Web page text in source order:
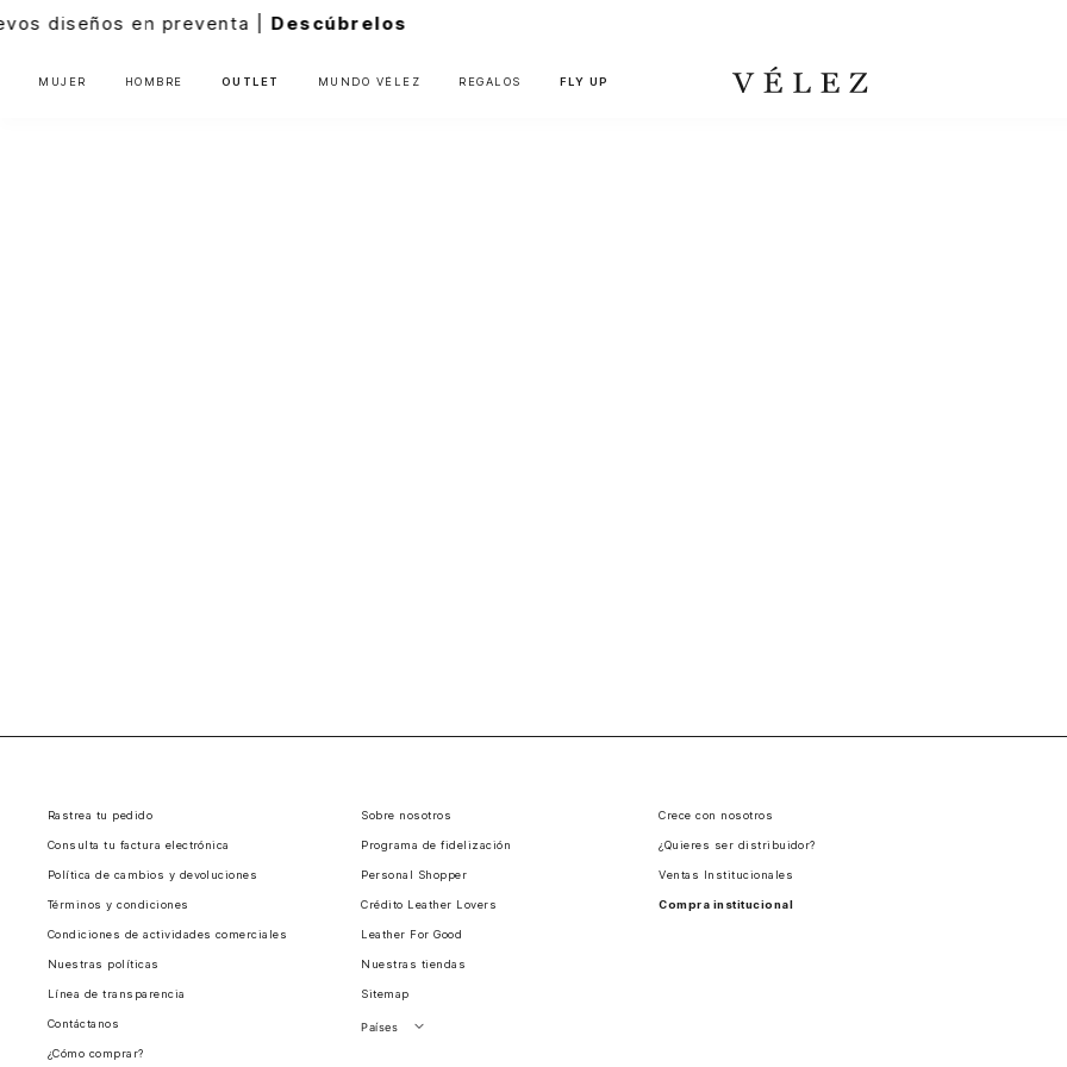
Descúbrelos
MUJER HOMBRE OUTLET MUNDO VÉLEZ REGALOS FLY UP
Rastrea tu pedido
Consulta tu factura electrónica
Política de cambios y devoluciones
Términos y condiciones
Condiciones de actividades comerciales
Nuestras políticas
Línea de transparencia
Contáctanos
¿Cómo comprar?
Sobre nosotros
Programa de fidelización
Personal Shopper
Crédito Leather Lovers
Leather For Good
Nuestras tiendas
Sitemap
Países
Crece con nosotros
¿Quieres ser distribuidor?
Ventas Institucionales
Compra institucional